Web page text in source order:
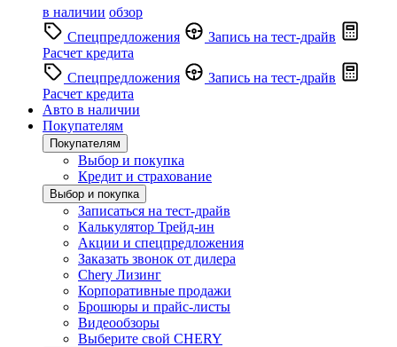
в наличии обзор
Спецпредложения
Запись на тест-драйв
Расчет кредита
Спецпредложения
Запись на тест-драйв
Расчет кредита
Авто в наличии
Покупателям
Покупателям
Выбор и покупка
Кредит и страхование
Выбор и покупка
Записаться на тест-драйв
Калькулятор Трейд-ин
Акции и спецпредложения
Заказать звонок от дилера
Chery Лизинг
Корпоративные продажи
Брошюры и прайс-листы
Видеообзоры
Выберите свой CHERY